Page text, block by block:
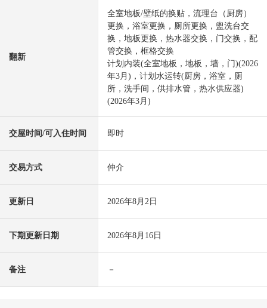
翻新
全室地板/壁纸的换贴，流理台（厨房）
更换，浴室更换，厕所更换，盥洗台交
换，地板更换，热水器交换，门交换，配
管交换，框格交换
计划内装(全室地板，地板，墙，门)(2026
年3月)，计划水运转(厨房，浴室，厕
所，洗手间，供排水管，热水供应器)
(2026年3月)
交屋时间/可入住时间 即时
交易方式 仲介
更新日 2026年8月2日
下期更新日期 2026年8月16日
备注 －